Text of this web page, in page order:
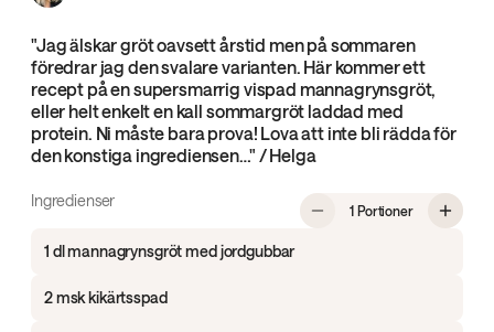
"Jag älskar gröt oavsett årstid men på sommaren
föredrar jag den svalare varianten. Här kommer ett
recept på en supersmarrig vispad mannagrynsgröt,
eller helt enkelt en kall sommargröt laddad med
protein. Ni måste bara prova! Lova att inte bli rädda för
den konstiga ingrediensen…" / Helga
Ingredienser
1 Portioner, Vispad
1 dl mannagrynsgröt med jordgubbar
2 msk kikärtsspad